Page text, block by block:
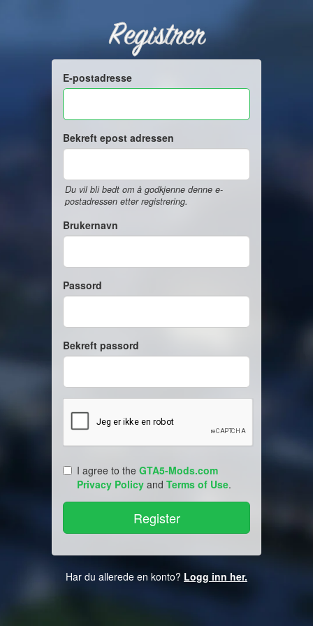
Registrer
E-postadresse
Bekreft epost adressen
Du vil bli bedt om å godkjenne denne e-
postadressen etter registrering.
Brukernavn
Passord
Bekreft passord
I agree to the GTA5-Mods.com
Privacy Policy and Terms of Use.
Har du allerede en konto? Logg inn her.